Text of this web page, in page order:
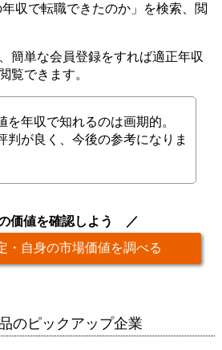
収で転職できたのか」を検索、閲
簡単な会員登録をすれば適正年収
覧できます。
を年収で知れるのは画期的。
判が良く、今後の参考になりま
価値を確認しよう
・自身の市場価値を調べる
のピックアップ企業